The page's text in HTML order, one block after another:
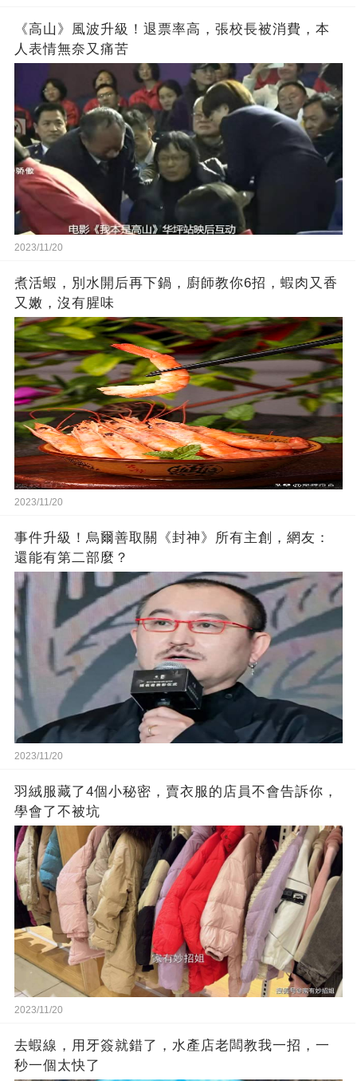
《高山》風波升級！退票率高，張校長被消費，本
人表情無奈又痛苦
2023/11/20
煮活蝦，別水開后再下鍋，廚師教你6招，蝦肉又香
又嫩，沒有腥味
2023/11/20
事件升級！烏爾善取關《封神》所有主創，網友：
還能有第二部麼？
2023/11/20
羽絨服藏了4個小秘密，賣衣服的店員不會告訴你，
學會了不被坑
2023/11/20
去蝦線，用牙簽就錯了，水產店老闆教我一招，一
秒一個太快了